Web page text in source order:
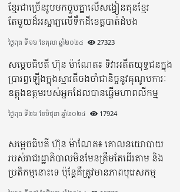
ខ្មែរជាច្រើនរូបមកចួបគ្នាលើសង្វៀនគុនខ្មែរ
តែមួយដ៏អស្ចារ្យលើទឹកដីខេត្តបាត់ដំបង
ថ្ងៃពុធ ទី១៦ ខែតុលា ឆ្នាំ២០២៤ 27323
សម្តេចធិបតី ហ៊ុន ម៉ាណែត៖ ទិវាអតីតយុទ្ធជនក្នុង
ប្រារព្ធឡើងក្នុងស្មារតីចងចាំជានិច្ចនូវគុណូបការៈ
ឧត្តុងឧត្តមរបស់អ្នកដែលបានធ្វើមហាពលីកម្ម
ថ្ងៃពុធ ទី២៦ ខែមិថុនា ឆ្នាំ២០២៤ 17924
សម្តេចធិបតី ហ៊ុន ម៉ាណែត៖ គោលនយោបាយ
របស់រាជរដ្ឋាភិបាលមិនមែនត្រឹមតែដើរតាម និង
ប្រតិកម្មនោះទេ ប៉ុន្តែគឺត្រូវមានភាពបុរេសកម្ម